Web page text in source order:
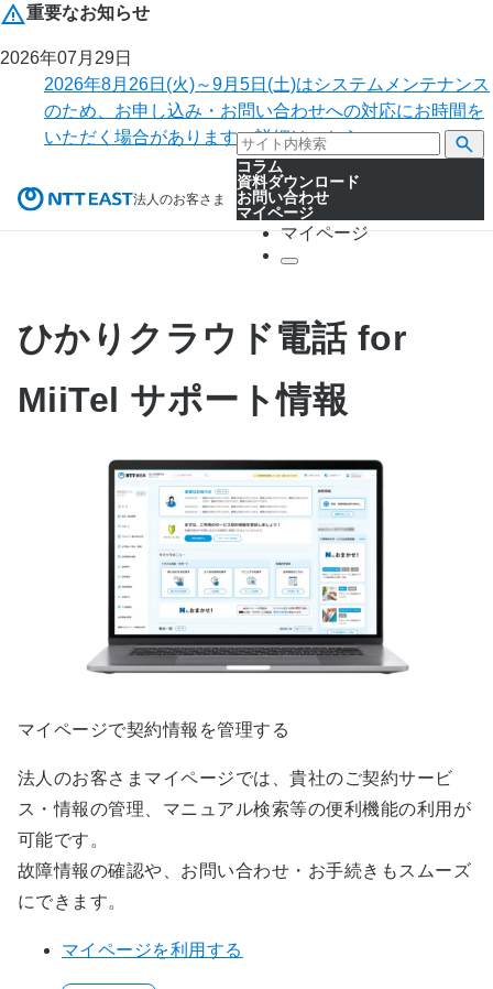
重要なお知らせ
2026年07月29日
2026年8月26日(火)～9月5日(土)はシステムメンテナンス
のため、お申し込み・お問い合わせへの対応にお時間を
いただく場合があります。詳細はこちら。
法人のお客さま
コラム
資料ダウンロード
お問い合わせ
マイページ
マイページ
ひかりクラウド電話 for
MiiTel サポート情報
マイページで契約情報を管理する
法人のお客さまマイページでは、貴社のご契約サービ
ス・情報の管理、マニュアル検索等の便利機能の利用が
可能です。
故障情報の確認や、お問い合わせ・お手続きもスムーズ
にできます。
マイページを利用する